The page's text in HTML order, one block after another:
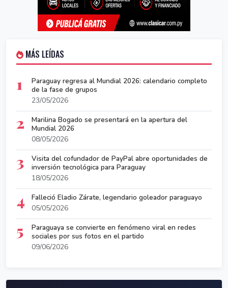
MÁS LEÍDAS
1
Paraguay regresa al Mundial 2026: calendario completo
de la fase de grupos
23/05/2026
2
Marilina Bogado se presentará en la apertura del
Mundial 2026
08/05/2026
3
Visita del cofundador de PayPal abre oportunidades de
inversión tecnológica para Paraguay
18/05/2026
4
Falleció Eladio Zárate, legendario goleador paraguayo
05/05/2026
5
Paraguaya se convierte en fenómeno viral en redes
sociales por sus fotos en el partido
09/06/2026